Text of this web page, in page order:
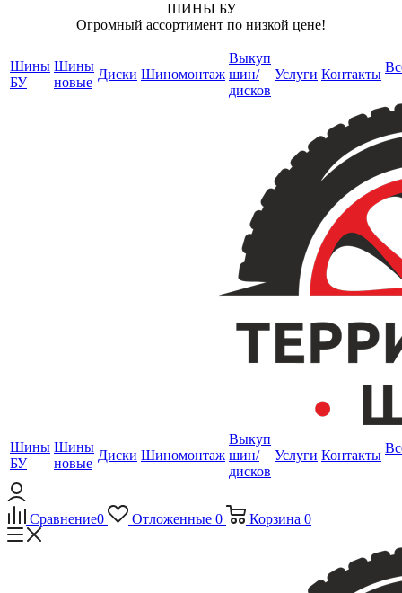
ШИНЫ БУ
Огромный ассортимент по низкой цене!
Шины
БУ
Шины
новые
Диски Шиномонтаж
Выкуп
шин/
дисков
Услуги Контакты
Шины
БУ
Шины
новые
Диски Шиномонтаж
Выкуп
шин/
дисков
Услуги Контакты
Сравнение0 Отложенные 0 Корзина 0